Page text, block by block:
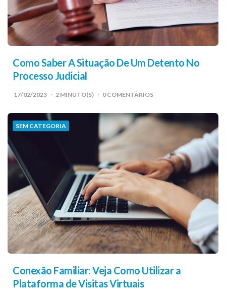
Como Saber A Situação De Um Detento No
Processo Judicial
17/02/2023 2 MINUTO(S) 0 COMENTÁRIOS
SEM CATEGORIA
Conexão Familiar: Veja Como Utilizar a
Plataforma de Visitas Virtuais